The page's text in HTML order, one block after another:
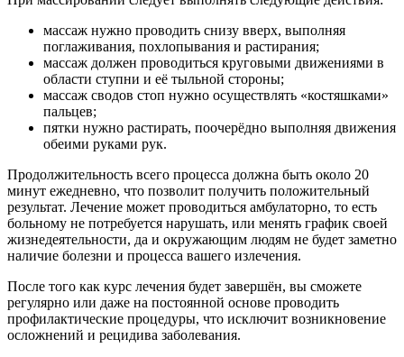
массаж нужно проводить снизу вверх, выполняя
поглаживания, похлопывания и растирания;
массаж должен проводиться круговыми движениями в
области ступни и её тыльной стороны;
массаж сводов стоп нужно осуществлять «костяшками»
пальцев;
пятки нужно растирать, поочерёдно выполняя движения
обеими руками рук.
Продолжительность всего процесса должна быть около 20
минут ежедневно, что позволит получить положительный
результат. Лечение может проводиться амбулаторно, то есть
больному не потребуется нарушать, или менять график своей
жизнедеятельности, да и окружающим людям не будет заметно
наличие болезни и процесса вашего излечения.
После того как курс лечения будет завершён, вы сможете
регулярно или даже на постоянной основе проводить
профилактические процедуры, что исключит возникновение
осложнений и рецидива заболевания.